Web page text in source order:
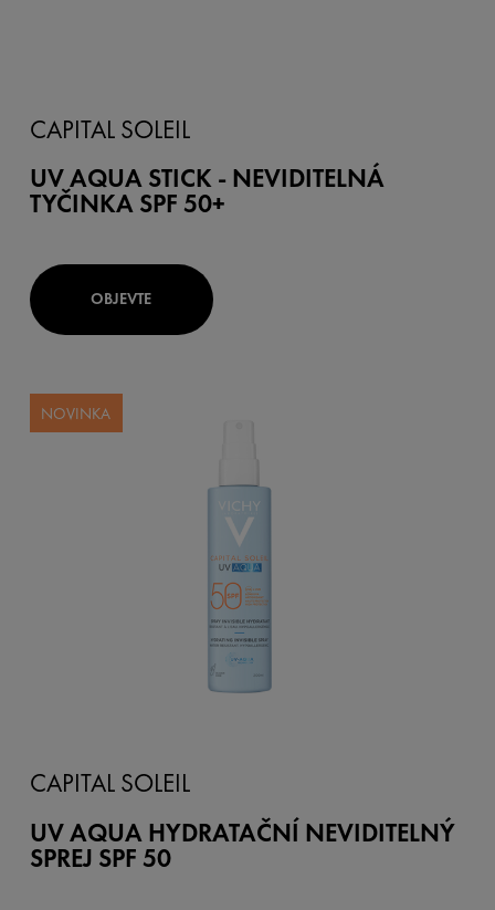
CAPITAL SOLEIL
UV AQUA STICK - NEVIDITELNÁ
TYČINKA SPF 50+
OBJEVTE
NOVINKA
CAPITAL SOLEIL
UV AQUA HYDRATAČNÍ NEVIDITELNÝ
SPREJ SPF 50